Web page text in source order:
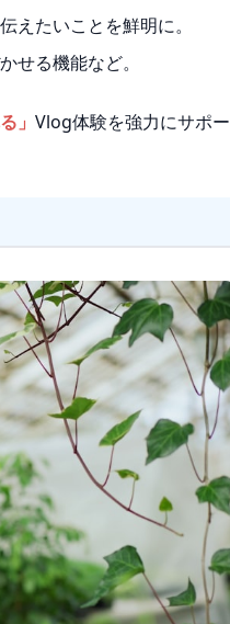
えたいことを鮮明に。
せる機能など。
」 Vlog体験を強力にサポー